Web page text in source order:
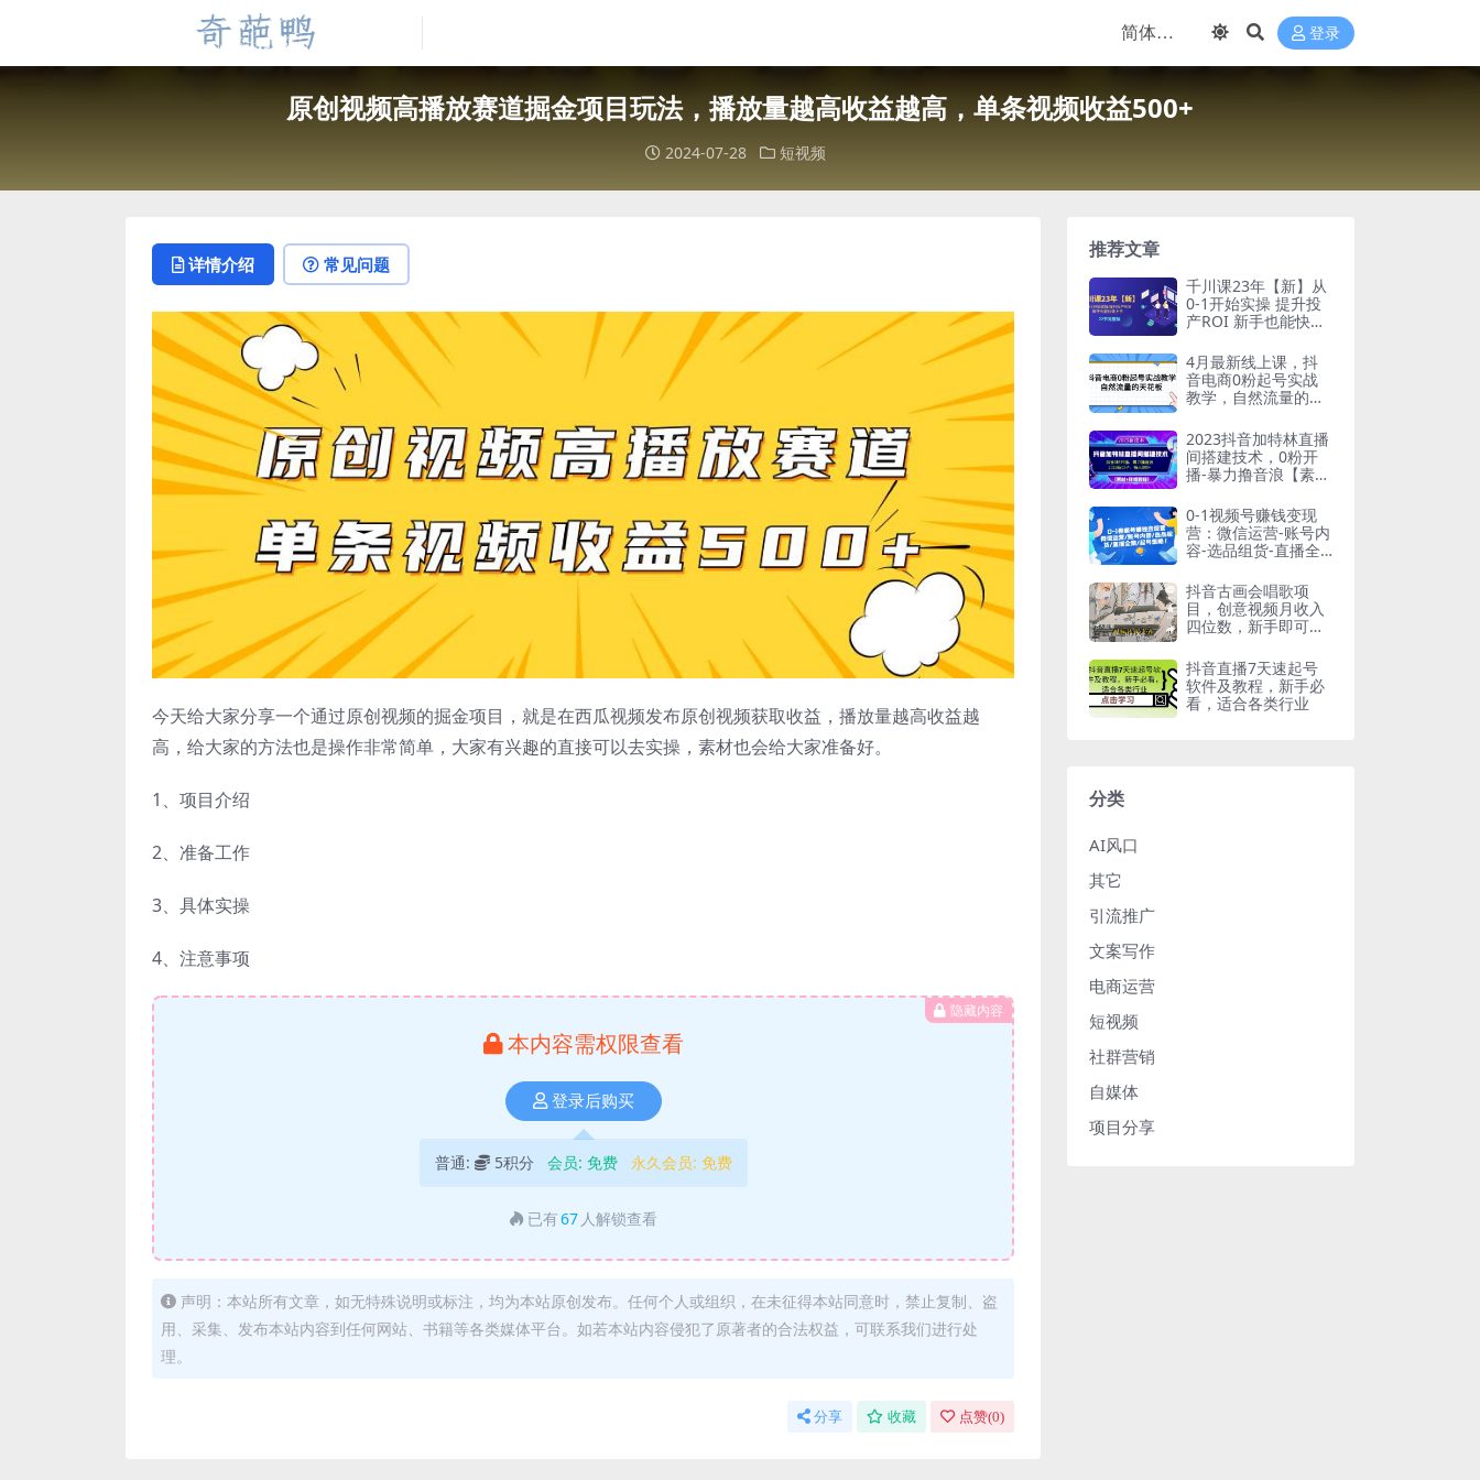
登录
原创视频高播放赛道掘金项目玩法，播放量越高收益越高，单条视频收益500+
2024-07-28 短视频
详情介绍 常见问题
今天给大家分享一个通过原创视频的掘金项目，就是在西瓜视频发布原创视频获取收益，播放量越高收益越
高，给大家的方法也是操作非常简单，大家有兴趣的直接可以去实操，素材也会给大家准备好。
1、项目介绍
2、准备工作
3、具体实操
4、注意事项
隐藏内容
本内容需权限查看
登录后购买
普通: 5积分 会员: 免费 永久会员: 免费
已有67 人解锁查看
声明：本站所有文章，如无特殊说明或标注，均为本站原创发布。任何个人或组织，在未征得本站同意时，禁止复制、盗
用、采集、发布本站内容到任何网站、书籍等各类媒体平台。如若本站内容侵犯了原著者的合法权益，可联系我们进行处
理。
分享 收藏 点赞(0)
推荐文章
千川课23年【新】从
0-1开始实操 提升投
产ROI 新手也能快速
4月最新线上课，抖
音电商0粉起号实战
教学，自然流量的天
2023抖音加特林直播
间搭建技术，0粉开
播-暴力撸音浪【素材
0-1视频号赚钱变现
营：微信运营-账号内
容-选品组货-直播全
抖音古画会唱歌项
目，创意视频月收入
四位数，新手即可操
件】
抖音直播7天速起号
软件及教程，新手必
看，适合各类行业
分类
AI风口
其它
引流推广
文案写作
电商运营
短视频
社群营销
自媒体
项目分享